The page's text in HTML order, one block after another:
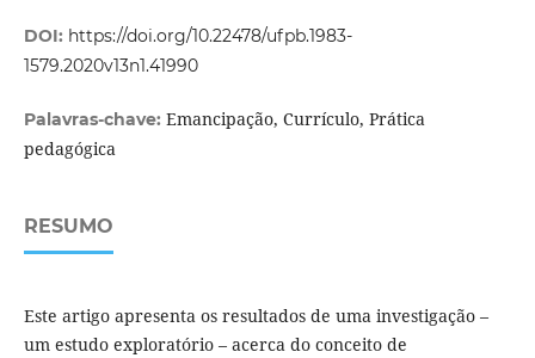
DOI: https://doi.org/10.22478/ufpb.1983-
1579.2020v13n1.41990
Palavras-chave: Emancipação, Currículo, Prática
pedagógica
RESUMO
Este artigo apresenta os resultados de uma investigação –
um estudo exploratório – acerca do conceito de